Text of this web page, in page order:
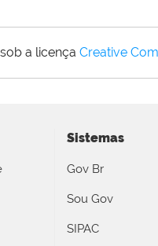
a licença Creative
Sistemas
Gov Br
Sou Gov
SIPAC